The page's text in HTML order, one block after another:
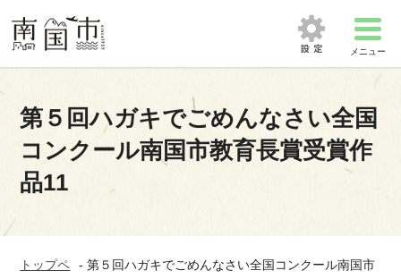
メニュー
第５回ハガキでごめんなさい全国
コンクール南国市教育長賞受賞作
品11
トップペ
- 第５回ハガキでごめんなさい全国コンクール南国市